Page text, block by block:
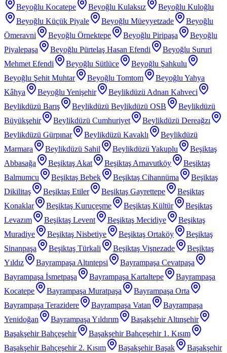
Beyoğlu Kocatepe
Beyoğlu Kulaksız
Beyoğlu Kuloğlu
Beyoğlu Küçük Piyale
Beyoğlu Müeyyetzade
Beyoğlu
Ömeravni
Beyoğlu Örnektepe Beyoğlu Piripaşa
Beyoğlu
Piyalepaşa
Beyoğlu Pürtelaş Hasan Efendi
Beyoğlu Sururi
Mehmet Efendi
Beyoğlu Sütlüce
Beyoğlu Şahkulu
Beyoğlu Şehit Muhtar
Beyoğlu Tomtom
Beyoğlu Yahya
Kâhya
Beyoğlu Yenişehir
Beylikdüzü Adnan Kahveci
Beylikdüzü Barış
Beylikdüzü Beylikdüzü OSB
Beylikdüzü
Büyükşehir
Beylikdüzü Cumhuriyet
Beylikdüzü Dereağzı
Beylikdüzü Gürpınar
Beylikdüzü Kavaklı
Beylikdüzü
Marmara
Beylikdüzü Sahil Beylikdüzü Yakuplu
Beşiktaş
Abbasağa
Beşiktaş Akat Beşiktaş Arnavutköy
Beşiktaş
Balmumcu
Beşiktaş Bebek Beşiktaş Cihannüma
Beşiktaş
Dikilitaş
Beşiktaş Etiler Beşiktaş Gayrettepe
Beşiktaş
Konaklar
Beşiktaş Kuruçeşme Beşiktaş Kültür
Beşiktaş
Levazım
Beşiktaş Levent Beşiktaş Mecidiye
Beşiktaş
Muradiye
Beşiktaş Nisbetiye Beşiktaş Ortaköy
Beşiktaş
Sinanpaşa
Beşiktaş Türkali Beşiktaş Vişnezade
Beşiktaş
Yıldız
Bayrampaşa Altıntepsi
Bayrampaşa Cevatpaşa
Bayrampaşa İsmetpaşa
Bayrampaşa Kartaltepe
Bayrampaşa
Kocatepe
Bayrampaşa Muratpaşa
Bayrampaşa Orta
Bayrampaşa Terazidere
Bayrampaşa Vatan
Bayrampaşa
Yenidoğan
Bayrampaşa Yıldırım
Başakşehir Altınşehir
Başakşehir Bahçeşehir
Başakşehir Bahçeşehir 1. Kısım
Başakşehir Bahçeşehir 2. Kısım
Başakşehir Başak
Başakşehir